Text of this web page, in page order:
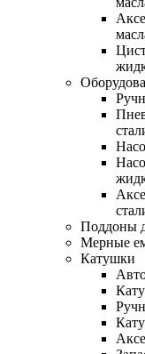
Поддоны
Мерные
Катушки